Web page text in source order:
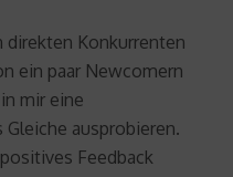
direkten Konkurrenten
ein paar Newcomern
mir eine
ausprobieren.
Feedback